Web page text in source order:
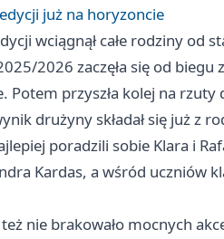
już na horyzoncie
wciągnął całe rodziny od
2026 zaczęła się od
Potem przyszła kolej na
drużyny składał się już z
poradzili sobie Klara i
Kardas, a wśród uczniów
nie brakowało mocnych